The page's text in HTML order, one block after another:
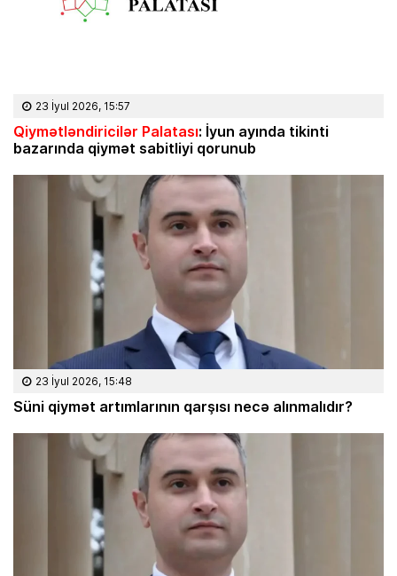
23 İyul 2026, 15:57
Qiymətləndiricilər Palatası: İyun ayında tikinti
bazarında qiymət sabitliyi qorunub
23 İyul 2026, 15:48
Süni qiymət artımlarının qarşısı necə alınmalıdır?